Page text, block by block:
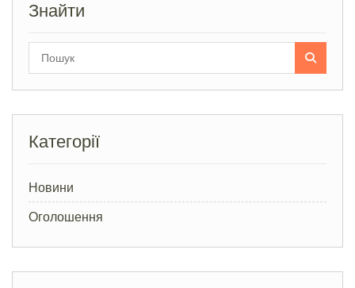
Знайти
Категорії
Новини
Оголошення